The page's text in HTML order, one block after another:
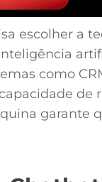
escolher a
como
de
garante